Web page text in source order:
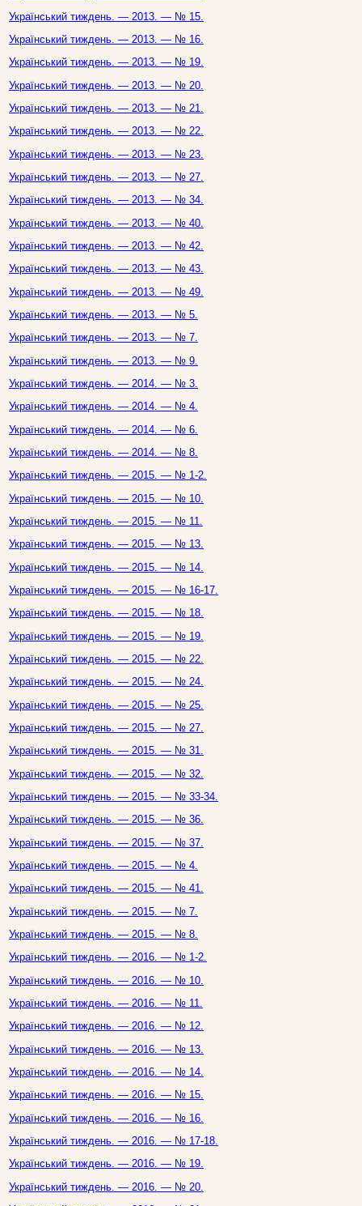
Український тиждень. — 2013. — № 15.
Український тиждень. — 2013. — № 16.
Український тиждень. — 2013. — № 19.
Український тиждень. — 2013. — № 20.
Український тиждень. — 2013. — № 21.
Український тиждень. — 2013. — № 22.
Український тиждень. — 2013. — № 23.
Український тиждень. — 2013. — № 27.
Український тиждень. — 2013. — № 34.
Український тиждень. — 2013. — № 40.
Український тиждень. — 2013. — № 42.
Український тиждень. — 2013. — № 43.
Український тиждень. — 2013. — № 49.
Український тиждень. — 2013. — № 5.
Український тиждень. — 2013. — № 7.
Український тиждень. — 2013. — № 9.
Український тиждень. — 2014. — № 3.
Український тиждень. — 2014. — № 4.
Український тиждень. — 2014. — № 6.
Український тиждень. — 2014. — № 8.
Український тиждень. — 2015. — № 1-2.
Український тиждень. — 2015. — № 10.
Український тиждень. — 2015. — № 11.
Український тиждень. — 2015. — № 13.
Український тиждень. — 2015. — № 14.
Український тиждень. — 2015. — № 16-17.
Український тиждень. — 2015. — № 18.
Український тиждень. — 2015. — № 19.
Український тиждень. — 2015. — № 22.
Український тиждень. — 2015. — № 24.
Український тиждень. — 2015. — № 25.
Український тиждень. — 2015. — № 27.
Український тиждень. — 2015. — № 31.
Український тиждень. — 2015. — № 32.
Український тиждень. — 2015. — № 33-34.
Український тиждень. — 2015. — № 36.
Український тиждень. — 2015. — № 37.
Український тиждень. — 2015. — № 4.
Український тиждень. — 2015. — № 41.
Український тиждень. — 2015. — № 7.
Український тиждень. — 2015. — № 8.
Український тиждень. — 2016. — № 1-2.
Український тиждень. — 2016. — № 10.
Український тиждень. — 2016. — № 11.
Український тиждень. — 2016. — № 12.
Український тиждень. — 2016. — № 13.
Український тиждень. — 2016. — № 14.
Український тиждень. — 2016. — № 15.
Український тиждень. — 2016. — № 16.
Український тиждень. — 2016. — № 17-18.
Український тиждень. — 2016. — № 19.
Український тиждень. — 2016. — № 20.